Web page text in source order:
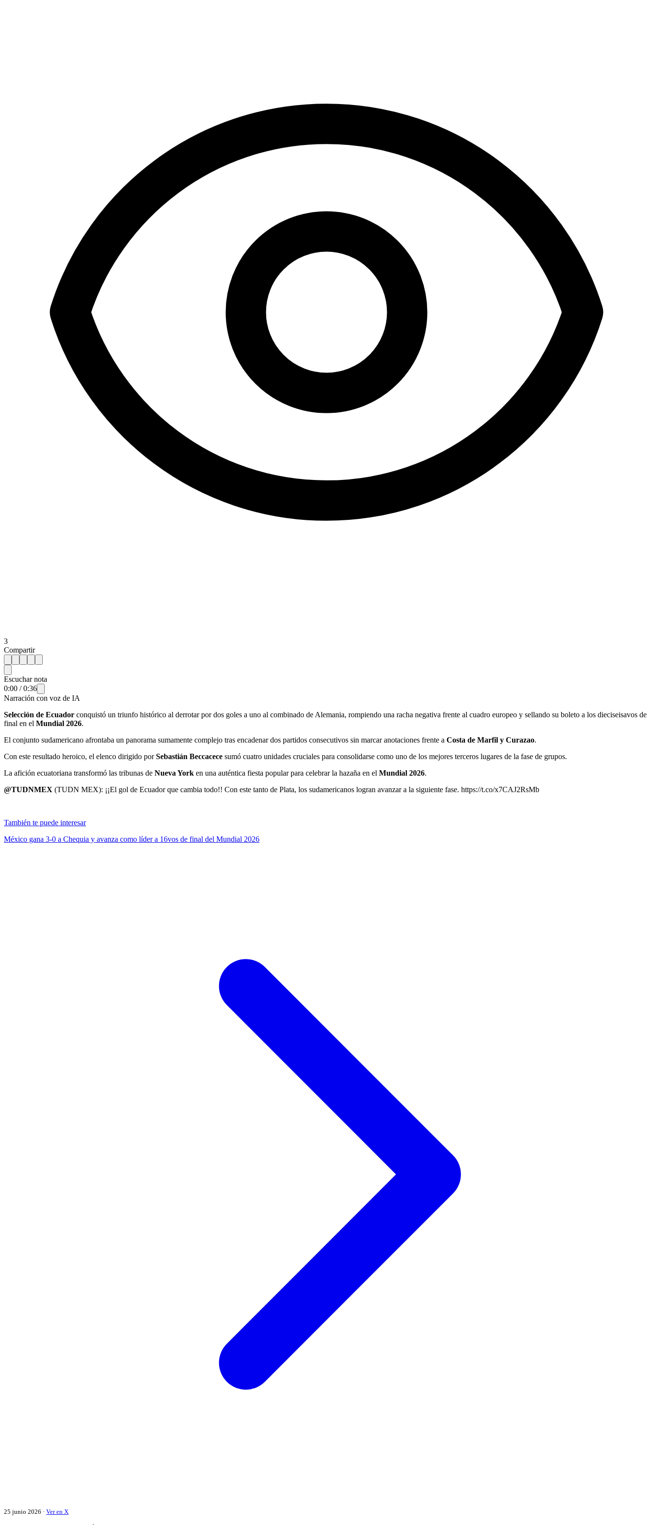
3
Compartir
Escuchar nota
0:00 /0:36
Narración con voz de IA
Selección de Ecuador conquistó un triunfo histórico al derrotar por dos goles a uno al combinado de Alemania, rompiendo una racha negativa frente al cuadro europeo y sellando su boleto a los dieciseisavos de
final en el Mundial 2026.
El conjunto sudamericano afrontaba un panorama sumamente complejo tras encadenar dos partidos consecutivos sin marcar anotaciones frente a Costa de Marfil y Curazao.
Con este resultado heroico, el elenco dirigido porSebastián Beccacece sumó cuatro unidades cruciales para consolidarse como uno de los mejores terceros lugares de la fase de grupos.
La afición ecuatoriana transformó las tribunas de Nueva York en una auténtica fiesta popular para celebrar la hazaña en el Mundial 2026.
@TUDNMEX (TUDN MEX): ¡¡El gol de Ecuador que cambia todo!! Con este tanto de Plata, los sudamericanos logran avanzar a la siguiente fase. https://t.co/x7CAJ2RsMb
También te puede interesar
México gana 3-0 a Chequia y avanza como líder a 16vos de final del Mundial 2026
25 junio 2026 · Ver en X